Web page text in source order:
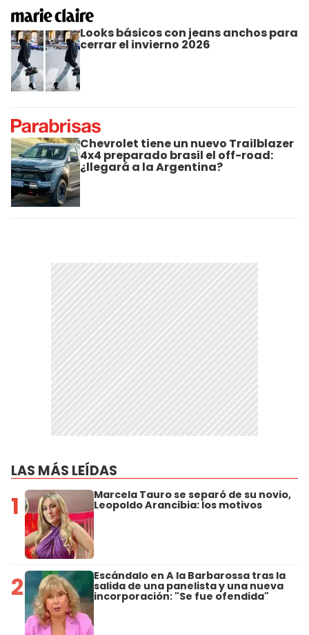
Looks básicos con jeans anchos para
cerrar el invierno 2026
Chevrolet tiene un nuevo Trailblazer
4x4 preparado brasil el off-road:
¿llegará a la Argentina?
LAS MÁS LEÍDAS
1 Marcela Tauro se separó de su novio,
Leopoldo Arancibia: los motivos
2 Escándalo en A la Barbarossa tras la
salida de una panelista y una nueva
incorporación: "Se fue ofendida"